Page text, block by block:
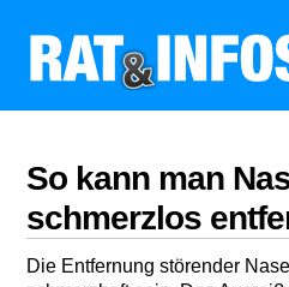
content
So kann man
schmerzlos
Die Entfernung störender